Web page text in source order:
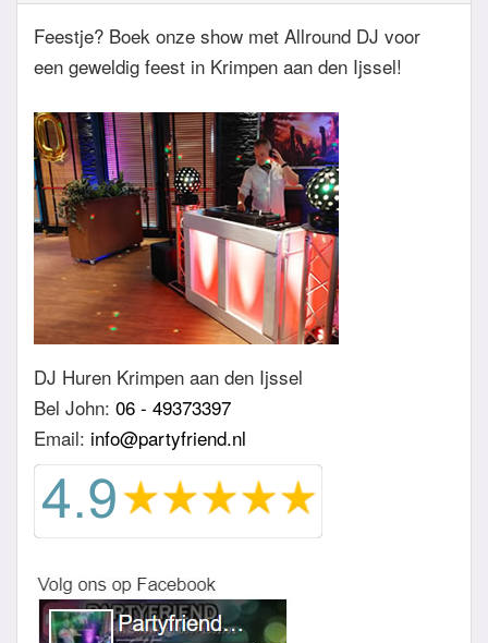
Feestje? Boek onze show met Allround DJ voor
een geweldig feest in Krimpen aan den Ijssel!
DJ Huren Krimpen aan den Ijssel
Bel John: 06 - 49373397
Email: info@partyfriend.nl